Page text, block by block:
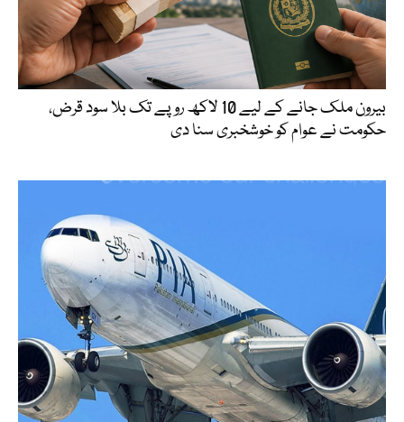
بیرون ملک جانے کے لیے 10 لاکھ روپے تک بلا سود قرض،
حکومت نے عوام کو خوشخبری سنا دی